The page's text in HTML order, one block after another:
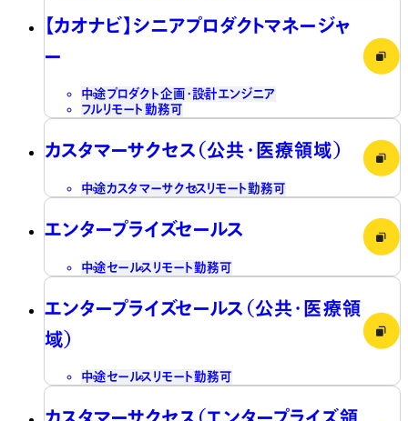
【カオナビ】シニアプロダクトマネージャ
ー
中途プロダクト企画・設計エンジニア
フルリモート勤務可
カスタマーサクセス（公共・医療領域）
中途カスタマーサクセスリモート勤務可
エンタープライズセールス
中途セールス リモート勤務可
エンタープライズセールス（公共・医療領
域）
中途セールス リモート勤務可